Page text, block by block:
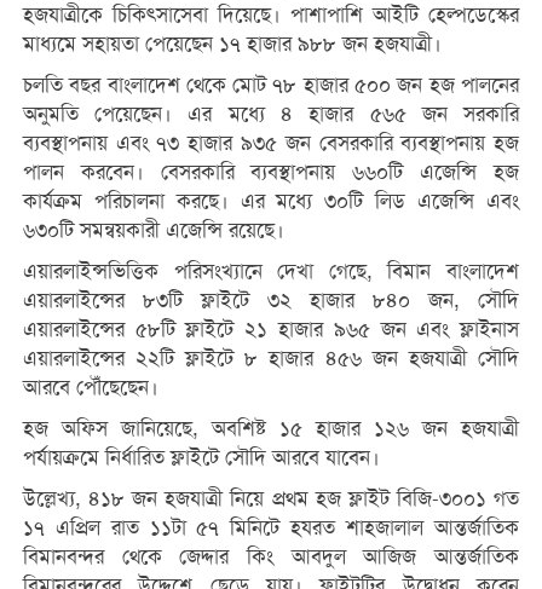
হজযাত্রীকে চিকিৎসাসেবা দিয়েছে। পাশাপাশি আইটি হেল্পডেস্কের
মাধ্যমে সহায়তা পেয়েছেন ১৭ হাজার ৯৮৮ জন হজযাত্রী।
চলতি বছর বাংলাদেশ থেকে মোট ৭৮ হাজার ৫০০ জন হজ পালনের
অনুমতি পেয়েছেন। এর মধ্যে ৪ হাজার ৫৬৫ জন সরকারি
ব্যবস্থাপনায় এবং ৭৩ হাজার ৯৩৫ জন বেসরকারি ব্যবস্থাপনায় হজ
পালন করবেন। বেসরকারি ব্যবস্থাপনায় ৬৬০টি এজেন্সি হজ
কার্যক্রম পরিচালনা করছে। এর মধ্যে ৩০টি লিড এজেন্সি এবং
৬৩০টি সমন্বয়কারী এজেন্সি রয়েছে।
এয়ারলাইন্সভিত্তিক পরিসংখ্যানে দেখা গেছে, বিমান বাংলাদেশ
এয়ারলাইন্সের ৮৩টি ফ্লাইটে ৩২ হাজার ৮৪০ জন, সৌদি
এয়ারলাইন্সের ৫৮টি ফ্লাইটে ২১ হাজার ৯৬৫ জন এবং ফ্লাইনাস
এয়ারলাইন্সের ২২টি ফ্লাইটে ৮ হাজার ৪৫৬ জন হজযাত্রী সৌদি
আরবে পৌঁছেছেন।
হজ অফিস জানিয়েছে, অবশিষ্ট ১৫ হাজার ১২৬ জন হজযাত্রী
পর্যায়ক্রমে নির্ধারিত ফ্লাইটে সৌদি আরবে যাবেন।
উল্লেখ্য, ৪১৮ জন হজযাত্রী নিয়ে প্রথম হজ ফ্লাইট বিজি-৩০০১ গত
১৭ এপ্রিল রাত ১১টা ৫৭ মিনিটে হযরত শাহজালাল আন্তর্জাতিক
বিমানবন্দর থেকে জেদ্দার কিং আবদুল আজিজ আন্তর্জাতিক